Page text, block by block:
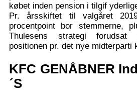
købet inden pension i tilgif
Pr. årsskiftet til valgåret
procentpoint bor stemmerne,
Thulesens strategi
positionen pr. det nye midterparti
KFC GENÅBNER
´S